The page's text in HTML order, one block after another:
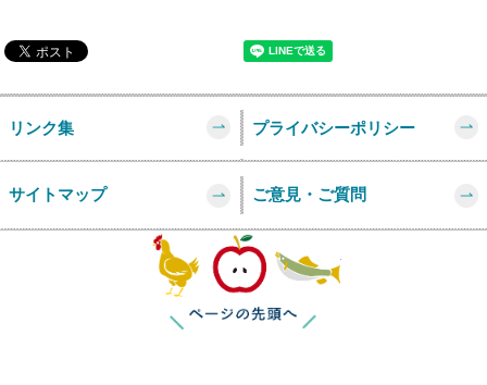
リンク集 プライバシーポリシー
サイトマップ ご意見・ご質問